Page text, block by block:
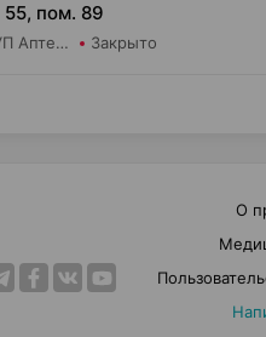
пом. 89
Белфармация А РУП Аптека №39 Закрыто
О